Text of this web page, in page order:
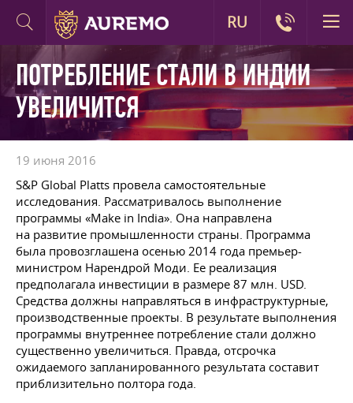
ПОТРЕБЛЕНИЕ СТАЛИ В ИНДИИ
УВЕЛИЧИТСЯ
19 июня 2016
S&P Global Platts провела самостоятельные
исследования. Рассматривалось выполнение
программы «Make in India». Она направлена
на развитие промышленности страны. Программа
была провозглашена осенью 2014 года премьер-
министром Нарендрой Моди. Ее реализация
предполагала инвестиции в размере 87 млн. USD.
Средства должны направляться в инфраструктурные,
производственные проекты. В результате выполнения
программы внутреннее потребление стали должно
существенно увеличиться. Правда, отсрочка
ожидаемого запланированного результата составит
приблизительно полтора года.
RU